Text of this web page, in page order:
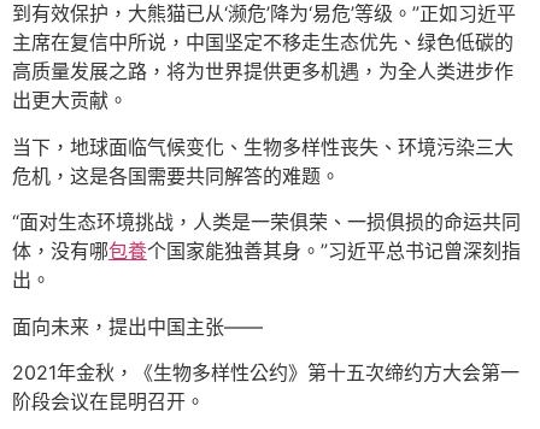
到有效保护，大熊猫已从‘濒危’降为‘易危’等级。”正如习近平
主席在复信中所说，中国坚定不移走生态优先、绿色低碳的
高质量发展之路，将为世界提供更多机遇，为全人类进步作
出更大贡献。
当下，地球面临气候变化、生物多样性丧失、环境污染三大
危机，这是各国需要共同解答的难题。
“面对生态环境挑战，人类是一荣俱荣、一损俱损的命运共同
体，没有哪包養个国家能独善其身。”习近平总书记曾深刻指
出。
面向未来，提出中国主张——
2021年金秋，《生物多样性公约》第十五次缔约方大会第一
阶段会议在昆明召开。